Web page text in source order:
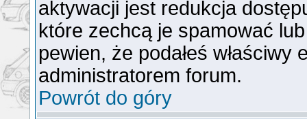
aktywacji jest redukcja
które zechcą je spamować
pewien, że podałeś
administratorem forum.
Powrót do góry